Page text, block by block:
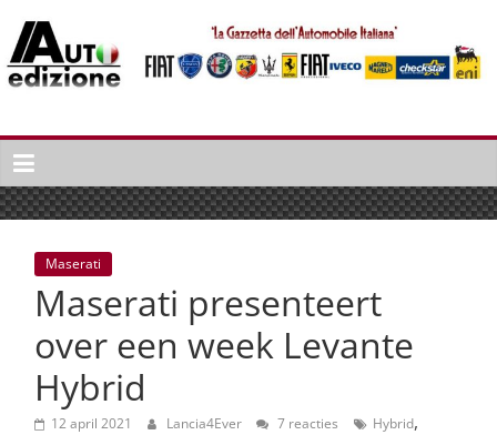
naar
inhoud
Auto
Edizione
La
Gazetta
dell'Automobile
Italiana
autonieuws
lifestyle
Maserati
Maserati presenteert
over een week Levante
Hybrid
12 april 2021 Lancia4Ever 7 reacties Hybrid,